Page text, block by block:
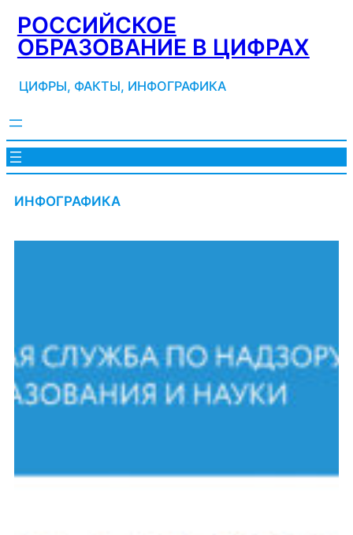
Перейти
содержимому
РОССИЙСКОЕ
ОБРАЗОВАНИЕ В ЦИФРАХ
ЦИФРЫ, ФАКТЫ, ИНФОГРАФИКА
ИНФОГРАФИКА